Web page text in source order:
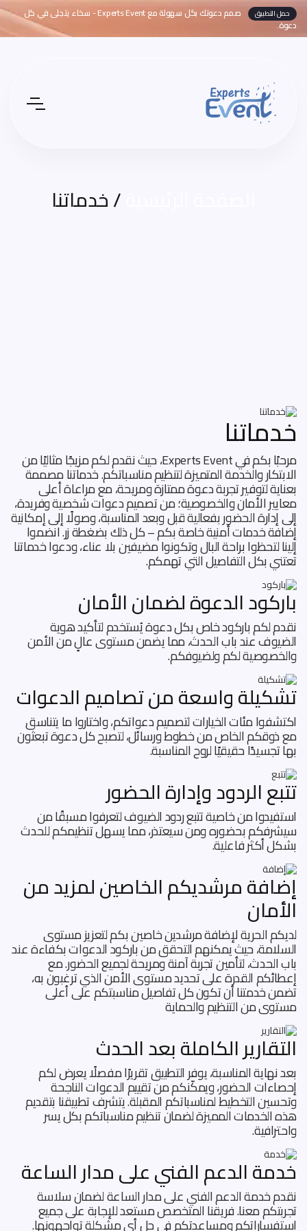
حمل التطبيق صمم دعوتك بكل سهولة مع Experts Event - سخاء يتجلى في كل
دعوة.
/ خدماتنا
خدماتنا
مرحبًا بكم في Experts Event، حيث نقدم لكم مزيجًا مثاليًا من
الابتكار والخدمة المتميزة لتنظيم مناسباتكم. خدماتنا مصممة
بعناية لتوفير تجربة دعوة ممتازة ومريحة، مع مراعاة أعلى
معايير الأمان والخصوصية؛ من تصميم دعوات شخصية وفريدة،
إلى إدارة الحضور بفعالية قبل وبعد المناسبة، وصولًا إلى إمكانية
إضافة خدمات أمنية خاصة بكم – كل ذلك بضغطة زر. انضموا
إلينا لتحظوا براحة البال وتكونوا مضيفين بلا عناء، ودعوا خدماتنا
تعتني بكل التفاصيل التي تهمكم.
باركود الدعوة لضمان الأمان
نقدم لكم باركود خاص بكل دعوة يُستخدم لتأكيد هوية
الضيوف عند باب الحدث، مما يضمن مستوى عالٍ من الأمن
والخصوصية لكم ولضيوفكم.
تشكيلة واسعة من تصاميم الدعوات
اكتشفوا مئات الخيارات لتصميم دعواتكم، واختاروا ما يتناسق
مع ذوقكم الخاص من خطوط ورسائل، لتصبح كل دعوة تبعثون
بها تجسيدًا حقيقيًا لروح المناسبة.
تتبع الردود وإدارة الحضور
استفيدوا من خاصية تتبع ردود الضيوف لتعرفوا مسبقًا من
سيشرفكم بحضوره ومن سيعتذر، مما يسهل تنظيمكم للحدث
بشكل أكثر فاعلية.
إضافة مرشديكم الخاصين لمزيد من
الأمان
لديكم الحرية لإضافة مرشدين خاصين بكم لتعزيز مستوى
السلامة، حيث يمكنهم التحقق من باركود الدعوات بكفاءة عند
باب الحدث، لتأمين تجربة آمنة ومريحة لجميع الحضور. مع
إعطائكم القدرة على تحديد مستوى الأمن الذي ترغبون به،
تضمن خدمتنا أن تكون كل تفاصيل مناسبتكم على أعلى
مستوى من التنظيم والحماية
التقارير الكاملة بعد الحدث
بعد نهاية المناسبة، يوفر التطبيق تقريرًا مفصلًا يعرض لكم
إحصاءات الحضور، ويمكّنكم من تقييم الدعوات الناجحة
وتحسين التخطيط لمناسباتكم المقبلة. يتشرف تطبيقنا بتقديم
هذه الخدمات المميزة لضمان تنظيم مناسباتكم بكل يسر
واحترافية.
خدمة الدعم الفني على مدار الساعة
نقدم خدمة الدعم الفني على مدار الساعة لضمان سلاسة
تجربتكم معنا. فريقنا المتخصص مستعد للإجابة على جميع
استفساراتكم ومساعدتكم في حل أي مشكلة تواجهونها.